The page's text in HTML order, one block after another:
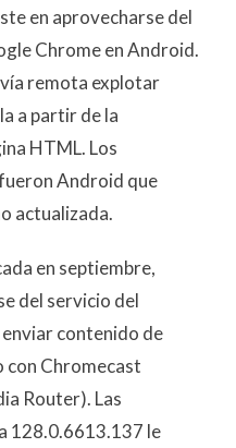
en aprovecharse del
Chrome en Android.
remota explotar
a partir de la
HTML. Los
Android que
actualizada.
en septiembre,
del servicio del
contenido de
con Chromecast
Router). Las
128.0.6613.137 le